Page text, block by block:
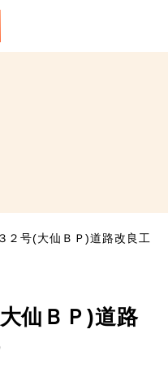
２号(大仙ＢＰ)道路改良工
仙ＢＰ)道路